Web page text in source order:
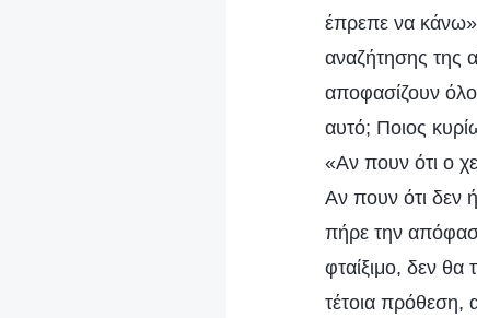
έπρεπε να κάνω».
αναζήτησης της
αποφασίζουν
αυτό; Ποιος
«Αν πουν ότι ο
Αν πουν ότι δεν
πήρε την
φταίξιμο, δεν θα
τέτοια πρόθεση,